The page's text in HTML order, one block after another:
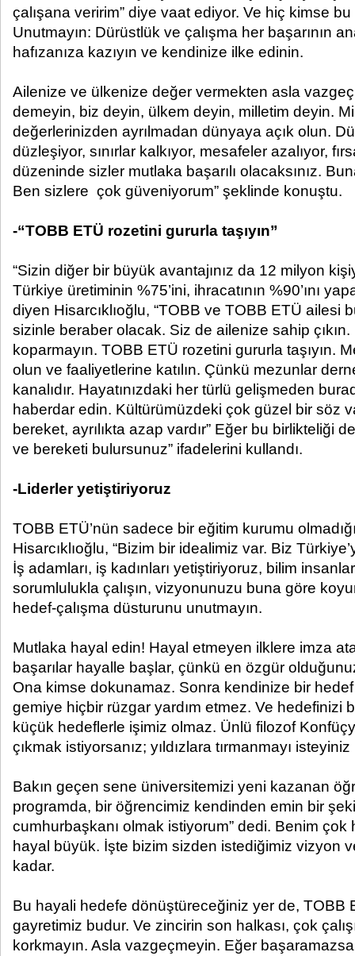
çalışana veririm” diye vaat ediyor. Ve hiç kimse
Unutmayın: Dürüstlük ve çalışma her başarının
hafızanıza kazıyın ve kendinize ilke edinin.
Ailenize ve ülkenize değer vermekten asla
demeyin, biz deyin, ülkem deyin, milletim deyin.
değerlerinizden ayrılmadan dünyaya açık olun.
düzleşiyor, sınırlar kalkıyor, mesafeler azalıyor,
düzeninde sizler mutlaka başarılı olacaksınız.
Ben sizlere çok güveniyorum” şeklinde konuştu.
-“TOBB ETÜ rozetini gururla taşıyın”
“Sizin diğer bir büyük avantajınız da 12 milyon
Türkiye üretiminin %75’ini, ihracatının %90’ını
diyen Hisarcıklıoğlu, “TOBB ve TOBB ETÜ ailesi
sizinle beraber olacak. Siz de ailenize sahip çıkın.
koparmayın. TOBB ETÜ rozetini gururla taşıyın.
olun ve faaliyetlerine katılın. Çünkü mezunlar
kanalıdır. Hayatınızdaki her türlü gelişmeden
haberdar edin. Kültürümüzdeki çok güzel bir söz
bereket, ayrılıkta azap vardır” Eğer bu birlikteliği
ve bereketi bulursunuz” ifadelerini kullandı.
-Liderler yetiştiriyoruz
TOBB ETÜ’nün sadece bir eğitim kurumu
Hisarcıklıoğlu, “Bizim bir idealimiz var. Biz
İş adamları, iş kadınları yetiştiriyoruz, bilim
sorumlulukla çalışın, vizyonunuzu buna göre
hedef-çalışma düsturunu unutmayın.
Mutlaka hayal edin! Hayal etmeyen ilklere imza
başarılar hayalle başlar, çünkü en özgür
Ona kimse dokunamaz. Sonra kendinize bir
gemiye hiçbir rüzgar yardım etmez. Ve hedefinizi
küçük hedeflerle işimiz olmaz. Ünlü filozof
çıkmak istiyorsanız; yıldızlara tırmanmayı
Bakın geçen sene üniversitemizi yeni kazanan
programda, bir öğrencimiz kendinden emin bir
cumhurbaşkanı olmak istiyorum” dedi. Benim çok
hayal büyük. İşte bizim sizden istediğimiz vizyon
kadar.
Bu hayali hedefe dönüştüreceğiniz yer de, TOBB
gayretimiz budur. Ve zincirin son halkası, çok
korkmayın. Asla vazgeçmeyin. Eğer